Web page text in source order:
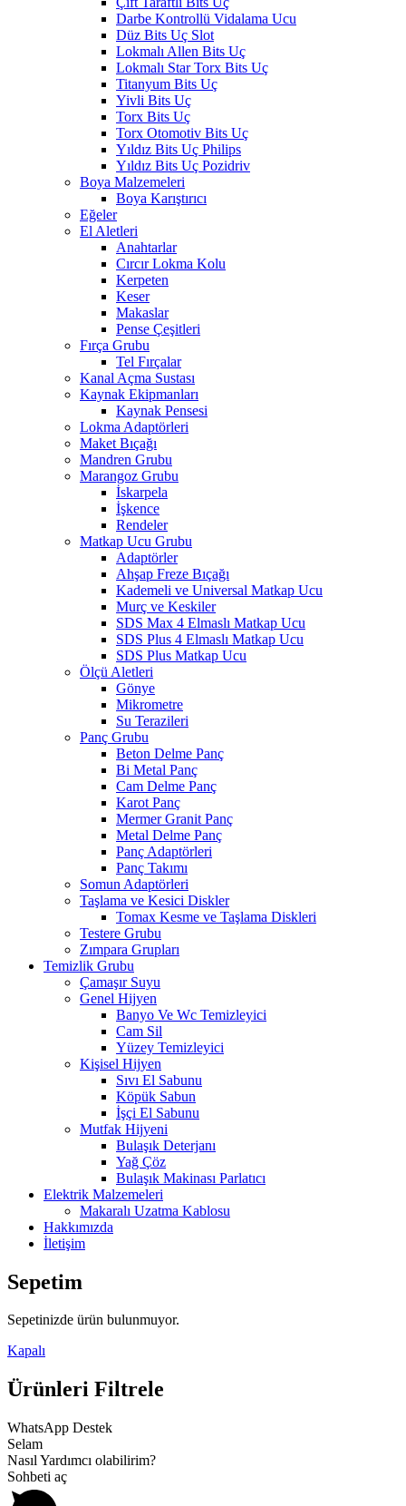
Darbe Kontrollü Vidalama Ucu
Düz Bits Uç Slot
Lokmalı Allen Bits Uç
Lokmalı Star Torx Bits Uç
Titanyum Bits Uç
Yivli Bits Uç
Torx Bits Uç
Torx Otomotiv Bits Uç
Yıldız Bits Uç Philips
Yıldız Bits Uç Pozidriv
Boya Malzemeleri
Boya Karıştırıcı
Eğeler
El Aletleri
Anahtarlar
Cırcır Lokma Kolu
Kerpeten
Keser
Makaslar
Pense Çeşitleri
Fırça Grubu
Tel Fırçalar
Kanal Açma Sustası
Kaynak Ekipmanları
Kaynak Pensesi
Lokma Adaptörleri
Maket Bıçağı
Mandren Grubu
Marangoz Grubu
İskarpela
İşkence
Rendeler
Matkap Ucu Grubu
Adaptörler
Ahşap Freze Bıçağı
Kademeli ve Universal Matkap Ucu
Murç ve Keskiler
SDS Max 4 Elmaslı Matkap Ucu
SDS Plus 4 Elmaslı Matkap Ucu
SDS Plus Matkap Ucu
Ölçü Aletleri
Gönye
Mikrometre
Su Terazileri
Panç Grubu
Beton Delme Panç
Bi Metal Panç
Cam Delme Panç
Karot Panç
Mermer Granit Panç
Metal Delme Panç
Panç Adaptörleri
Panç Takımı
Somun Adaptörleri
Taşlama ve Kesici Diskler
Tomax Kesme ve Taşlama Diskleri
Testere Grubu
Zımpara Grupları
Temizlik Grubu
Çamaşır Suyu
Genel Hijyen
Banyo Ve Wc Temizleyici
Cam Sil
Yüzey Temizleyici
Kişisel Hijyen
Sıvı El Sabunu
Köpük Sabun
İşçi El Sabunu
Mutfak Hijyeni
Bulaşık Deterjanı
Yağ Çöz
Bulaşık Makinası Parlatıcı
Elektrik Malzemeleri
Makaralı Uzatma Kablosu
Hakkımızda
İletişim
Sepetim
Sepetinizde ürün bulunmuyor.
Kapalı
Ürünleri Filtrele
WhatsApp Destek
Selam
Nasıl Yardımcı olabilirim?
Sohbeti aç